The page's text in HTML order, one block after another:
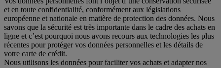
et en toute confidentialité, conformément aux législations
européenne et nationale en matière de protection des données. Nous
savons que la sécurité est très importante dans le cadre des achats en
ligne et c’est pourquoi nous avons recours aux technologies les plus
récentes pour protéger vos données personnelles et les détails de
votre carte de crédit.
Nous utilisons les données pour faciliter vos achats et adapter nos